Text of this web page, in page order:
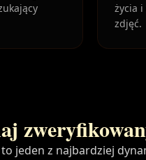
życia
zdjęć.
jeden z najbardziej